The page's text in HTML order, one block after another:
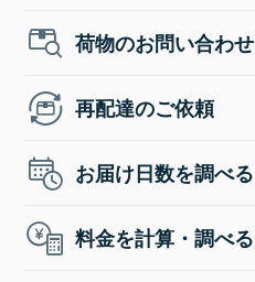
荷物のお問い合わせ
再配達のご依頼
お届け日数を調べる
料金を計算・調べる